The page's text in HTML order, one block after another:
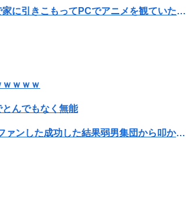
女優・南沙良（２４）「私は陰キャ。人と話したくないので家に引きこもってPCでアニメを観ていたい」
ｗｗｗ
んでもなく無能
可愛すぎるおむすび屋さん（28）、新店舗に4000万円クラファンした成功した結果弱男集団から叩かれてしまうｗｗｗｗ
メン逮捕wwwwwwwwwwwwwww